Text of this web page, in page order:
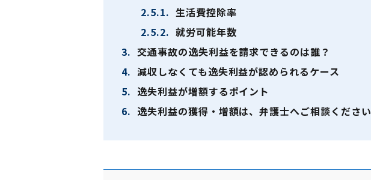
2.5.1. 生活費控除率
2.5.2. 就労可能年数
3. 交通事故の逸失利益を請求できるのは誰？
4. 減収しなくても逸失利益が認められるケース
5. 逸失利益が増額するポイント
6. 逸失利益の獲得・増額は、弁護士へご相談ください